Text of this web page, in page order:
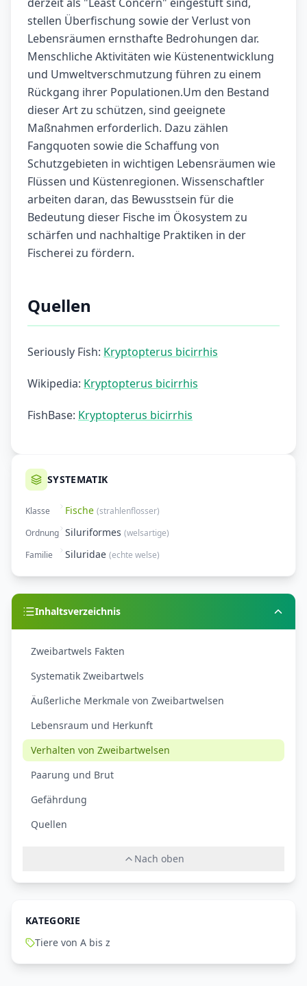
stellen Überfischung sowie der Verlust von
Lebensräumen ernsthafte Bedrohungen dar.
Menschliche Aktivitäten wie Küstenentwicklung
und Umweltverschmutzung führen zu einem
Rückgang ihrer Populationen.Um den Bestand
dieser Art zu schützen, sind geeignete
Maßnahmen erforderlich. Dazu zählen
Fangquoten sowie die Schaffung von
Schutzgebieten in wichtigen Lebensräumen wie
Flüssen und Küstenregionen. Wissenschaftler
arbeiten daran, das Bewusstsein für die
Bedeutung dieser Fische im Ökosystem zu
schärfen und nachhaltige Praktiken in der
Fischerei zu fördern.
Quellen
Seriously Fish: Kryptopterus bicirrhis
Wikipedia: Kryptopterus bicirrhis
FishBase: Kryptopterus bicirrhis
SYSTEMATIK
Klasse Fische (strahlenflosser)
Ordnung Siluriformes (welsartige)
Familie
Siluridae (echte welse)
Inhaltsverzeichnis
Zweibartwels Fakten
Systematik Zweibartwels
Äußerliche Merkmale von Zweibartwelsen
Lebensraum und Herkunft
Verhalten von Zweibartwelsen
Paarung und Brut
Gefährdung
Quellen
Nach oben
KATEGORIE
Tiere von A bis z